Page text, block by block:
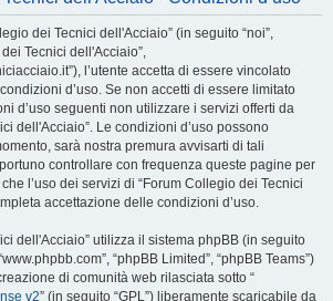
dei Tecnici dell'Acciaio” (in seguito “noi”,
Tecnici dell'Acciaio”,
l’utente accetta di essere vincolato
d’uso. Se non accetti di essere limitato
d’uso seguenti non utilizzare i servizi offerti da
dell'Acciaio”. Le condizioni d’uso possono
sarà nostra premura avvisarti di tali
controllare con frequenza queste pagine per
l’uso dei servizi di “Forum Collegio dei Tecnici
accettazione delle condizioni d’uso.
dell'Acciaio” utilizza il sistema phpBB (in seguito
“phpBB Limited”, “phpBB Teams”)
di comunità web rilasciata sotto “
v2” (in seguito “GPL”) liberamente scaricabile da